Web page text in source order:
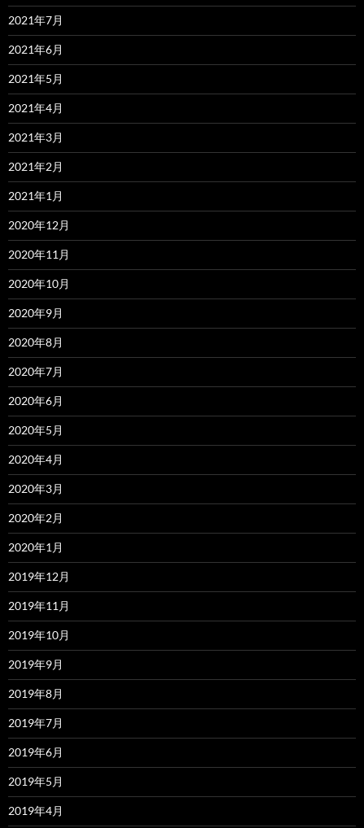
2021年7月
2021年6月
2021年5月
2021年4月
2021年3月
2021年2月
2021年1月
2020年12月
2020年11月
2020年10月
2020年9月
2020年8月
2020年7月
2020年6月
2020年5月
2020年4月
2020年3月
2020年2月
2020年1月
2019年12月
2019年11月
2019年10月
2019年9月
2019年8月
2019年7月
2019年6月
2019年5月
2019年4月